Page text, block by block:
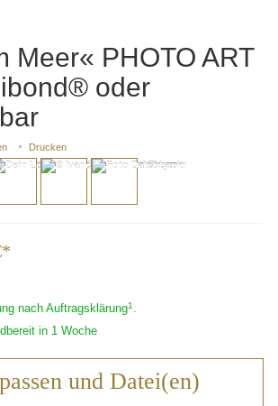
Meer« PHOTO ART
oder
Drucken
nach Auftragsklärung1 .
in 1 Woche
und Datei(en)